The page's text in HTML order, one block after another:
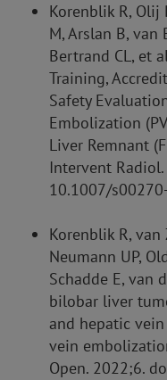
Korenblik R, Olij
M, Arslan B, van
Bertrand CL, et
Training,
Safety
Embolization
Liver Remnant
Intervent
10.1007/
Korenblik R, van
Neumann UP,
Schadde E, van
bilobar liver
and hepatic
vein
Open. 2022;6.